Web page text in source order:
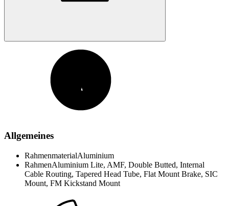
Allgemeines
RahmenmaterialAluminium
RahmenAluminium Lite, AMF, Double Butted, Internal
Cable Routing, Tapered Head Tube, Flat Mount Brake, SIC
Mount, FM Kickstand Mount